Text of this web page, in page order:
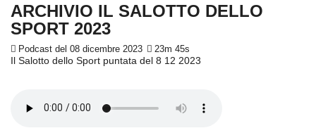
ARCHIVIO IL SALOTTO DELLO
SPORT 2023
Podcast del 08 dicembre 2023 23m 45s
Il Salotto dello Sport puntata del 8 12 2023